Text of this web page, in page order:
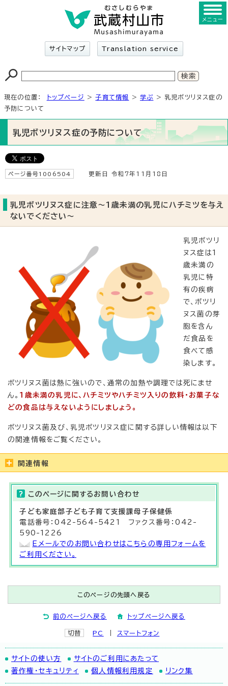
サイトマップ Translation service
メニュー
現在の位置： トップページ >子育て情報 >学ぶ > 乳児ボツリヌス症の
予防について
乳児ボツリヌス症の予防について
ページ番号1006504 更新日 令和7年11月18日
乳児ボツリヌス症に注意～1歳未満の乳児にハチミツを与え
ないでください～
乳児ボツリ
ヌス症は1
歳未満の
乳児に特
有の疾病
で、ボツリ
ヌス菌の芽
胞を含ん
だ食品を
食べて感
染します。
ボツリヌス菌は熱に強いので、通常の加熱や調理では死にませ
ん。 1歳未満の乳児に、ハチミツやハチミツ入りの飲料・お菓子な
どの食品は与えないようにしましょう。
ボツリヌス菌及び、乳児ボツリヌス症に関する詳しい情報は以下
の関連情報をご覧ください。
関連情報
このページに関する お問い合わせ
子ども家庭部子ども子育て支援課母子保健係
電話番号：042-564-5421 ファクス番号：042-
590-1226
Eメールでのお問い合わせはこちらの専用フォームを
ご利用ください。
このページの先頭へ戻る
前のページへ戻る トップページへ戻る
切替 PC スマートフォン
サイトの使い方
サイトのご利用にあたって
著作権・セキュリティ
個人情報利用規定 リンク集